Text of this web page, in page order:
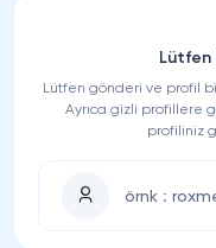
Lütfen
Lütfen gönderi ve profil
Ayrıca gizli profillere
profiliniz